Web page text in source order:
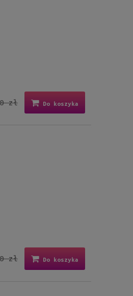
zł Do koszyka
zł Do koszyka